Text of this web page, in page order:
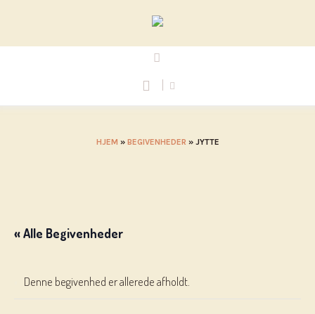
HJEM » BEGIVENHEDER » JYTTE
« Alle Begivenheder
Denne begivenhed er allerede afholdt.